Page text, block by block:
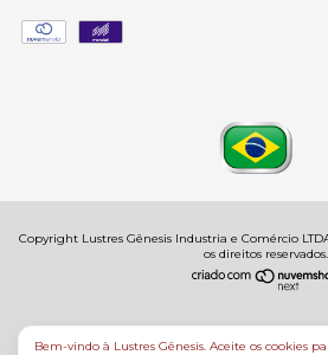
Bem-vindo à Lustres Gênesis. Aceite os cookies
Copyright Lustres Gênesis Industria e Comércio
os direitos reservados.